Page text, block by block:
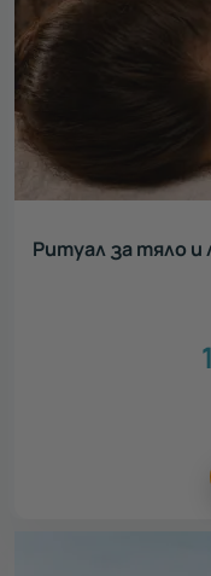
Ритуал за тяло и